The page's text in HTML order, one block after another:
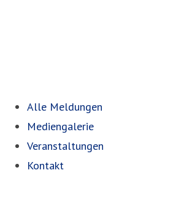
Alle Meldungen
Mediengalerie
Veranstaltungen
Kontakt